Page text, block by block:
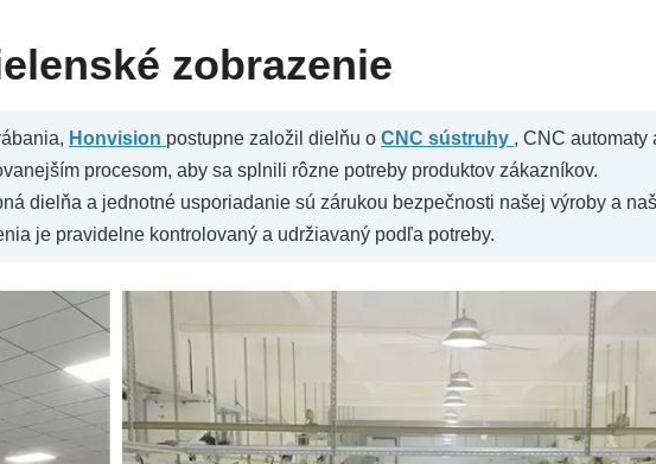
zobrazenie
Honvision postupne založil dielňu o CNC sústruhy , CNC automaty
procesom, aby sa splnili rôzne potreby produktov zákazníkov.
dielňa a jednotné usporiadanie sú zárukou bezpečnosti našej výroby a
je pravidelne kontrolovaný a udržiavaný podľa potreby.